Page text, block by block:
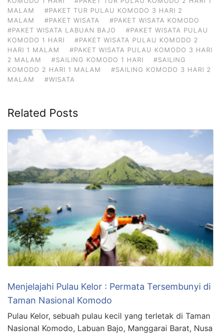
MALAM
#PAKET TUR PULAU KOMODO 3 HARI 2
MALAM
#PAKET WISATA
#PAKET WISATA KOMODO
#PAKET WISATA LABUAN BAJO
#PAKET WISATA PULAU
KOMODO 1 HARI
#PAKET WISATA PULAU KOMODO 2
HARI 1 MALAM
#PAKET WISATA PULAU KOMODO 3 HARI
2 MALAM
#SAILING KOMODO 1 HARI
#SAILING
KOMODO 2 HARI 1 MALAM
#SAILING KOMODO 3 HARI 2
MALAM
#WISATA
Related Posts
Menjelajahi Pulau Kelor : Permata Tersembunyi di
Taman Nasional Komodo
Pulau Kelor, sebuah pulau kecil yang terletak di Taman
Nasional Komodo, Labuan Bajo, Manggarai Barat, Nusa